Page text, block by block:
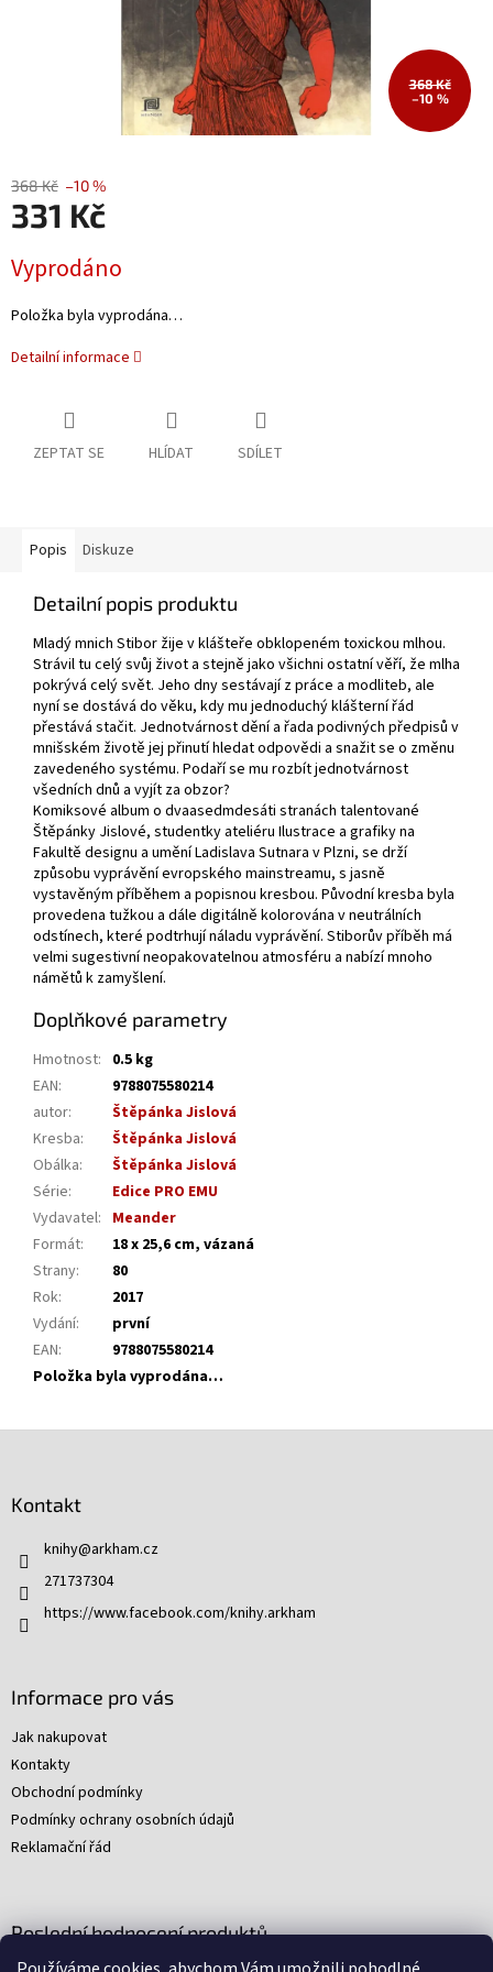
368 Kč
–10 %
368 Kč –10 %
331 Kč
cena:
Vyprodáno
Položka byla vyprodána…
Detailní informace
ZEPTAT SE HLÍDAT SDÍLET
Popis Diskuze
Detailní popis produktu
Mladý mnich Stibor žije v klášteře obklopeném toxickou mlhou.
Strávil tu celý svůj život a stejně jako všichni ostatní věří, že mlha
pokrývá celý svět. Jeho dny sestávají z práce a modliteb, ale
nyní se dostává do věku, kdy mu jednoduchý klášterní řád
přestává stačit. Jednotvárnost dění a řada podivných předpisů v
mnišském životě jej přinutí hledat odpovědi a snažit se o změnu
zavedeného systému. Podaří se mu rozbít jednotvárnost
všedních dnů a vyjít za obzor?
Komiksové album o dvaasedmdesáti stranách talentované
Štěpánky Jislové, studentky ateliéru Ilustrace a grafiky na
Fakultě designu a umění Ladislava Sutnara v Plzni, se drží
způsobu vyprávění evropského mainstreamu, s jasně
vystavěným příběhem a popisnou kresbou. Původní kresba byla
provedena tužkou a dále digitálně kolorována v neutrálních
odstínech, které podtrhují náladu vyprávění. Stiborův příběh má
velmi sugestivní neopakovatelnou atmosféru a nabízí mnoho
námětů k zamyšlení.
Doplňkové parametry
Hmotnost: 0.5 kg
EAN:
9788075580214
autor:
Štěpánka Jislová
Kresba:
Štěpánka Jislová
Obálka:
Štěpánka Jislová
Série:
Edice PRO EMU
Vydavatel: Meander
Formát:
18 x 25,6 cm, vázaná
Strany:
80
Rok:
2017
Vydání:
první
EAN:
9788075580214
Položka byla vyprodána…
Kontakt
knihy@arkham.cz
271737304
https://www.facebook.com/knihy.arkham
Informace pro vás
Jak nakupovat
Kontakty
Obchodní podmínky
Podmínky ochrany osobních údajů
Reklamační řád
Poslední hodnocení produktů